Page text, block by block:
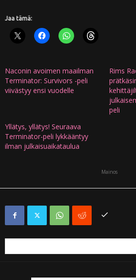
Jaa tämä:
Naconin avoimen maailman
Terminator: Survivors -peli
viivästyy ensi vuodelle
Rims
peli
Yllätys, yllätys! Seuraava
Terminator-peli lykkääntyy
ilman julkaisuaikataulua
Mainos